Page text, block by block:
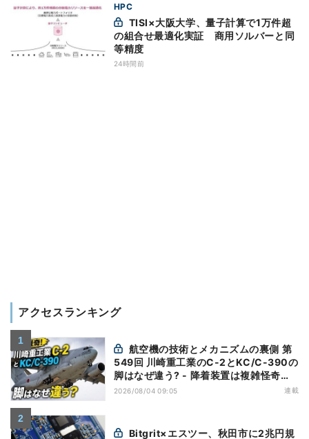
HPC
の組合せ最適化実証 商用ソルバーと同
等精度
24時間前
アクセスランキング
549回 川崎重工業のC-2とKC/C-390の
脚はなぜ違う? - 降着装置は複雑怪奇
(5)|軍用輸送機(10)
2026/08/04 09:05 連載